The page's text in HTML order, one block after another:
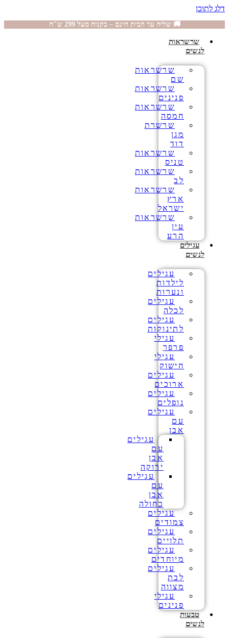
דלג לתוכן
🚚 שליח עד הבית חינם – בקניה מעל 299 ש"ח
שרשראות
לנשים
שרשראות
שם
שרשראות
פנינים
שרשראות
חמסה
שרשרת
מגן
דוד
שרשראות
טניס
שרשראות
לב
שרשראות
ארץ
ישראל
שרשראות
עין
הרע
עגילים
לנשים
עגילים
לילדות
ונערות
עגילים
לכלה
עגילים
לתינוקות
עגילי
פרפר
עגילי
חישוק
עגילים
ארוכים
עגילים
נופלים
עגילים
עם
אבן
עגילים
עם
אבן
ירוקה
עגילים
עם
אבן
כחולה
עגילים
צמודים
עגילים
תלויים
עגילים
מיוחדים
עגילים
לבת
מצווה
עגילי
פנינים
טבעות
לנשים